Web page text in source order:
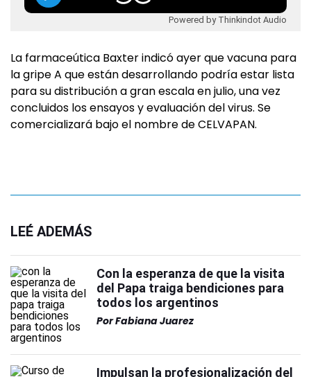
Powered by Thinkindot Audio
La farmaceútica Baxter indicó ayer que vacuna para
la gripe A que están desarrollando podría estar lista
para su distribución a gran escala en julio, una vez
concluidos los ensayos y evaluación del virus. Se
comercializará bajo el nombre de CELVAPAN.
LEÉ ADEMÁS
Con la esperanza de que la visita
del Papa traiga bendiciones para
todos los argentinos
PorFabiana Juarez
Impulsan la profesionalización del